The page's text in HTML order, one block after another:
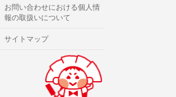
お問い合わせにおける個人情
報の取扱いについて
サイトマップ